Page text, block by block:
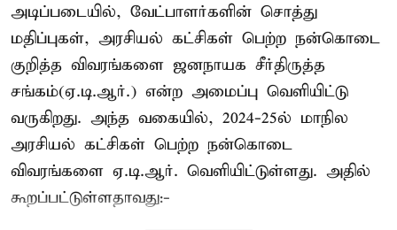
அடிப்படையில், வேட்பாளர்களின் சொத்து
மதிப்புகள், அரசியல் கட்சிகள் பெற்ற நன்கொடை
குறித்த விவரங்களை ஜனநாயக சீர்திருத்த
சங்கம்(ஏ.டி.ஆர்.) என்ற அமைப்பு வெளியிட்டு
வருகிறது. அந்த வகையில், 2024-25ல் மாநில
அரசியல் கட்சிகள் பெற்ற நன்கொடை
விவரங்களை ஏ.டி.ஆர். வெளியிட்டுள்ளது. அதில்
கூறப்பட்டுள்ளதாவது:-